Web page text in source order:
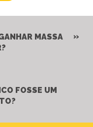
MASSA
FOSSE UM